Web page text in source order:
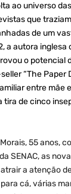
ao universo
que
de um
a autora
o potencial
“The Paper
entre mãe
tira de cinco
55 anos,
SENAC, as
a atenção
cá, várias